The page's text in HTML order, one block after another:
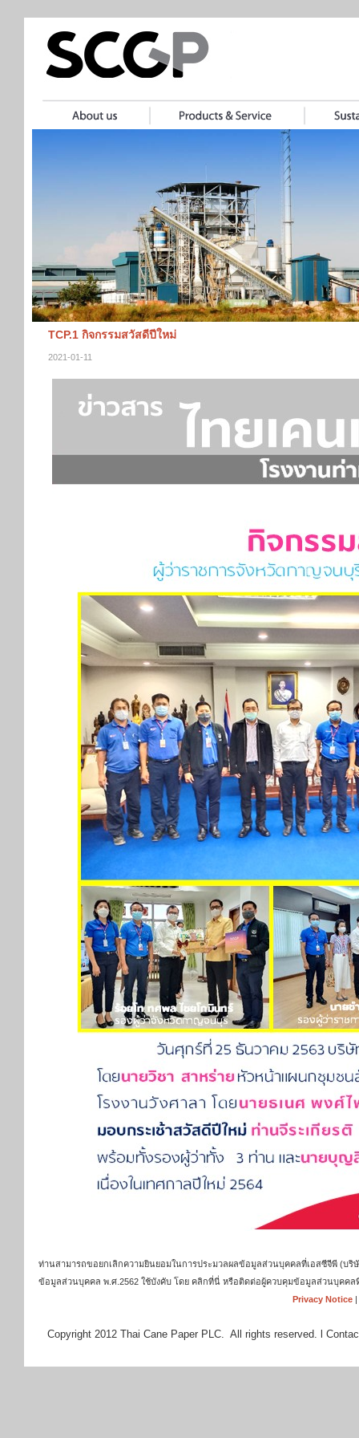
TCP.1 กิจกรรมสวัสดีปีใหม่
2021-01-11
ท่านสามารถขอยกเลิกความยินยอมในการประมวลผลข้อมูลส่วนบุคคลที่เอสซีจีพี (บ
ข้อมูลส่วนบุคคล พ.ศ.2562 ใช้บังคับ โดย คลิกที่นี่ หรือติดต่อผู้ควบคุมข้อมูลส่วนบุคคล
Privacy Notice|
Copyright 2012 Thai Cane Paper PLC. All rights reserved. l